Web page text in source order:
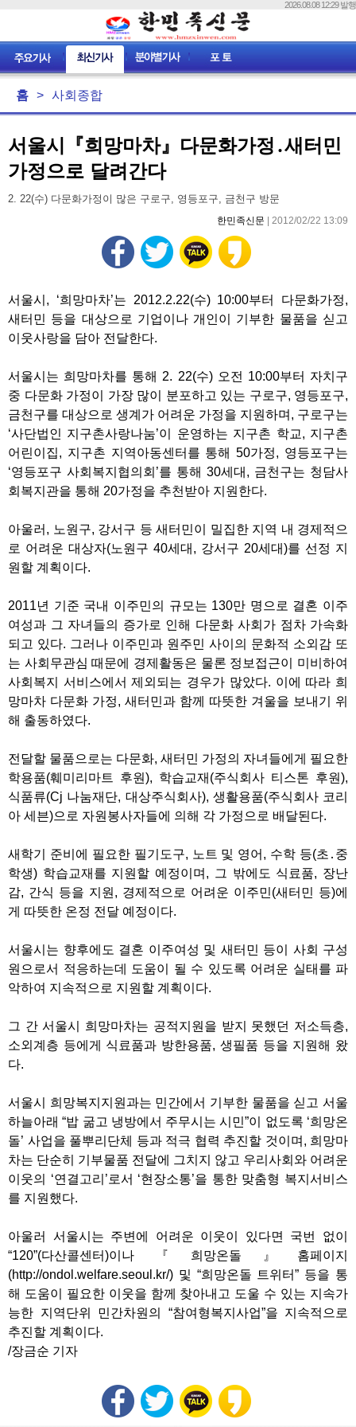
2026.08.08 12:29 발행
홈 > 사회종합
서울시『희망마차』다문화가정․새터민
가정으로 달려간다
2. 22(수) 다문화가정이 많은 구로구, 영등포구, 금천구 방문
한민족신문 | 2012/02/22 13:09
서울시, ‘희망마차’는 2012.2.22(수) 10:00부터 다문화가정,
새터민 등을 대상으로 기업이나 개인이 기부한 물품을 싣고
이웃사랑을 담아 전달한다.
서울시는 희망마차를 통해 2. 22(수) 오전 10:00부터 자치구
중 다문화 가정이 가장 많이 분포하고 있는 구로구, 영등포구,
금천구를 대상으로 생계가 어려운 가정을 지원하며, 구로구는
‘사단법인 지구촌사랑나눔’이 운영하는 지구촌 학교, 지구촌
어린이집, 지구촌 지역아동센터를 통해 50가정, 영등포구는
‘영등포구 사회복지협의회’를 통해 30세대, 금천구는 청담사
회복지관을 통해 20가정을 추천받아 지원한다.
아울러, 노원구, 강서구 등 새터민이 밀집한 지역 내 경제적으
로 어려운 대상자(노원구 40세대, 강서구 20세대)를 선정 지
원할 계획이다.
2011년 기준 국내 이주민의 규모는 130만 명으로 결혼 이주
여성과 그 자녀들의 증가로 인해 다문화 사회가 점차 가속화
되고 있다. 그러나 이주민과 원주민 사이의 문화적 소외감 또
는 사회무관심 때문에 경제활동은 물론 정보접근이 미비하여
사회복지 서비스에서 제외되는 경우가 많았다. 이에 따라 희
망마차 다문화 가정, 새터민과 함께 따뜻한 겨울을 보내기 위
해 출동하였다.
전달할 물품으로는 다문화, 새터민 가정의 자녀들에게 필요한
학용품(훼미리마트 후원), 학습교재(주식회사 티스톤 후원),
식품류(Cj 나눔재단, 대상주식회사), 생활용품(주식회사 코리
아 세븐)으로 자원봉사자들에 의해 각 가정으로 배달된다.
새학기 준비에 필요한 필기도구, 노트 및 영어, 수학 등(초․중
학생) 학습교재를 지원할 예정이며, 그 밖에도 식료품, 장난
감, 간식 등을 지원, 경제적으로 어려운 이주민(새터민 등)에
게 따뜻한 온정 전달 예정이다.
서울시는 향후에도 결혼 이주여성 및 새터민 등이 사회 구성
원으로서 적응하는데 도움이 될 수 있도록 어려운 실태를 파
악하여 지속적으로 지원할 계획이다.
그 간 서울시 희망마차는 공적지원을 받지 못했던 저소득층,
소외계층 등에게 식료품과 방한용품, 생필품 등을 지원해 왔
다.
서울시 희망복지지원과는 민간에서 기부한 물품을 싣고 서울
하늘아래 “밥 굶고 냉방에서 주무시는 시민”이 없도록 ‘희망온
돌’ 사업을 풀뿌리단체 등과 적극 협력 추진할 것이며, 희망마
차는 단순히 기부물품 전달에 그치지 않고 우리사회와 어려운
이웃의 ‘연결고리’로서 ‘현장소통’을 통한 맞춤형 복지서비스
를 지원했다.
아울러 서울시는 주변에 어려운 이웃이 있다면 국번 없이
“120”(다산콜센터)이나『희망온돌』홈페이지
(http://ondol.welfare.seoul.kr/) 및 “희망온돌 트위터” 등을 통
해 도움이 필요한 이웃을 함께 찾아내고 도울 수 있는 지속가
능한 지역단위 민간차원의 “참여형복지사업”을 지속적으로
추진할 계획이다.
/장금순 기자